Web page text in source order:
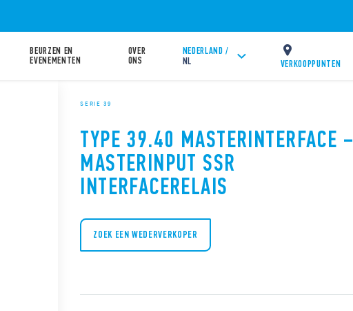
BEURZEN EN
EVENEMENTEN
OVER
ONS
NEDERLAND /
NL
VERKOOPPUNTEN
SERIE 39
TYPE 39.40 MASTERINTERFACE –
MASTERINPUT SSR
INTERFACERELAIS
ZOEK EEN WEDERVERKOPER